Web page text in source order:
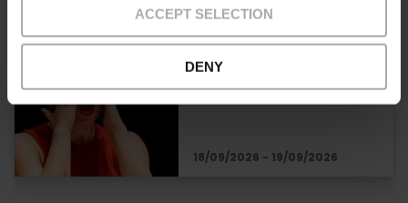
ACCEPT SELECTION
DENY
Spectacles d’opéra
de Valencia
18/09/2026 - 19/09/2026